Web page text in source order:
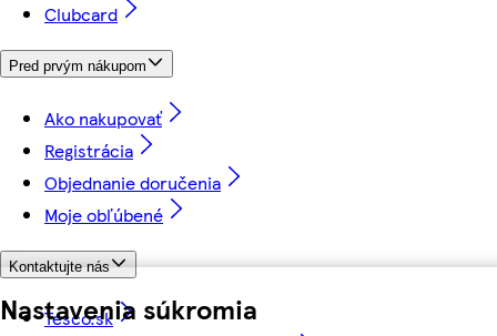
Nastavenia súkromia
Clubcard
Pred prvým nákupom
Ako nakupovať
Registrácia
Objednanie doručenia
Moje obľúbené
Kontaktujte nás
Tesco.sk